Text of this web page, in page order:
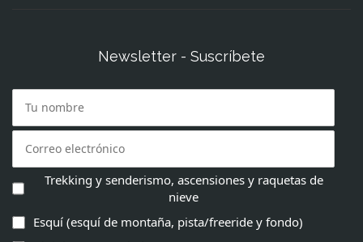
Newsletter - Suscríbete
Trekking y senderismo, ascensiones y raquetas de
nieve
Esquí (esquí de montaña, pista/freeride y fondo)